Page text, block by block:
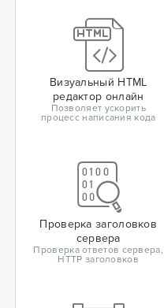
Визуальный HTML
редактор онлайн
Позволяет ускорить
процесс написания кода
Проверка заголовков
сервера
Проверка ответов сервера,
HTTP заголовков